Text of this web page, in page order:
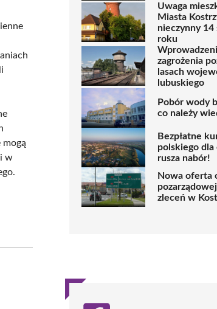
mogą
w
Uwaga
Miasta
nieczynny 14
roku
zagrożenia
lasach
lubuskiego
Pobór wody
co należy
Bezpłatne
polskiego dla
rusza nabór!
Nowa oferta
zleceń w